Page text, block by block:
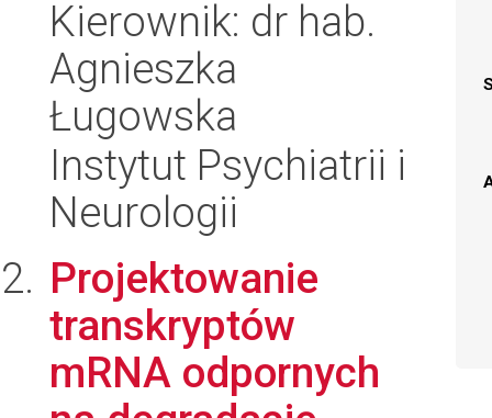
Kierownik: dr hab.
Agnieszka
Ługowska
Instytut Psychiatrii i
Neurologii
Projektowanie
transkryptów
mRNA odpornych